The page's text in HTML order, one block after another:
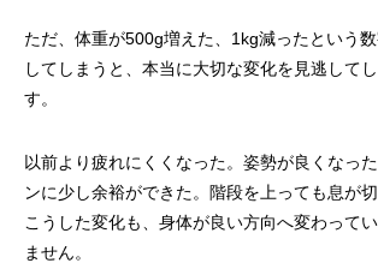
ただ、体重が500g増えた、1kg減ったという
してしまうと、本当に大切な変化を見逃して
す。
以前より疲れにくくなった。姿勢が良くなっ
ンに少し余裕ができた。階段を上っても息が切
こうした変化も、身体が良い方向へ変わって
ません。